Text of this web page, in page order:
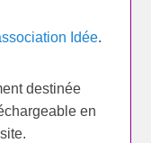
Idée.
destinée
en